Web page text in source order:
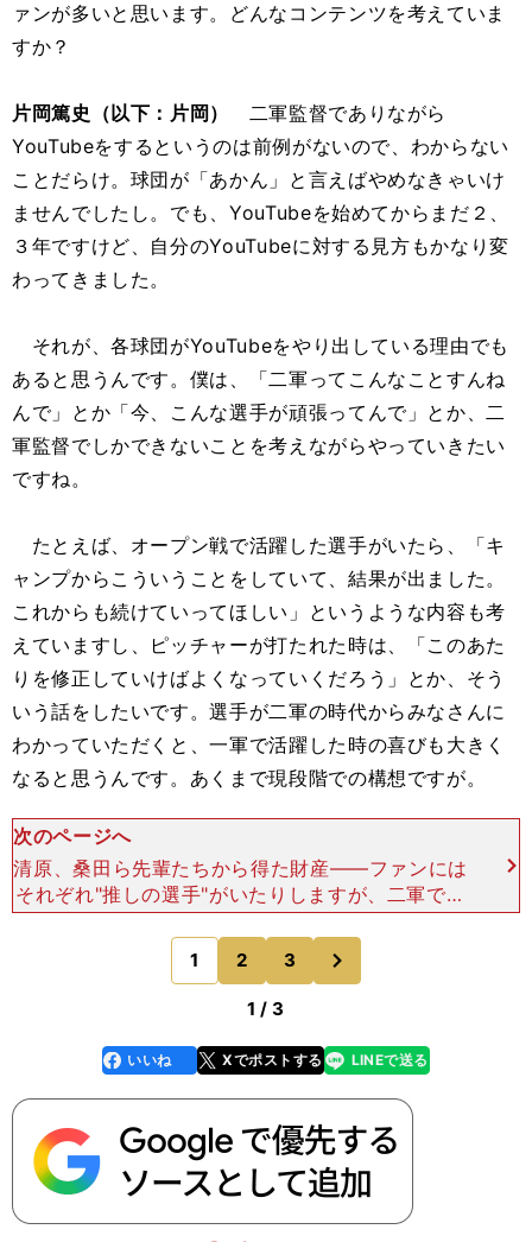
ァンが多いと思います。どんなコンテンツを考えていま
すか？
片岡篤史（以下：片岡）
二軍監督でありながら
YouTubeをするというのは前例がないので、わからない
ことだらけ。球団が「あかん」と言えばやめなきゃいけ
ませんでしたし。でも、YouTubeを始めてからまだ２、
３年ですけど、自分のYouTubeに対する見方もかなり変
わってきました。
それが、各球団がYouTubeをやり出している理由でも
あると思うんです。僕は、「二軍ってこんなことすんね
んで」とか「今、こんな選手が頑張ってんで」とか、二
軍監督でしかできないことを考えながらやっていきたい
ですね。
たとえば、オープン戦で活躍した選手がいたら、「キ
ャンプからこういうことをしていて、結果が出ました。
これからも続けていってほしい」というような内容も考
えていますし、ピッチャーが打たれた時は、「このあた
りを修正していけばよくなっていくだろう」とか、そう
いう話をしたいです。選手が二軍の時代からみなさんに
わかっていただくと、一軍で活躍した時の喜びも大きく
なると思うんです。あくまで現段階での構想ですが。
次のページへ
清原、桑田ら先輩たちから得た財産――ファンには
それぞれ"推しの選手"がいたりしますが、二軍で努
力をしていた頃から選手を追うことで愛着や親心が
芽生えたり、選手のストーリー性を感じられるもの
だと思います
1 2 3
1 / 3
faceboo
k
いいね Xでポストする
line LINEで送る